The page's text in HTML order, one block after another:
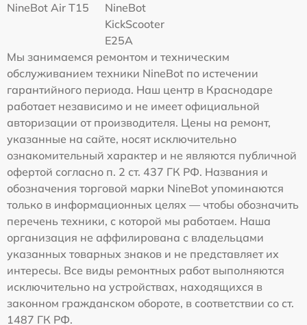
NineBot Air T15
NineBot
KickScooter
E25A
Мы занимаемся ремонтом и техническим
обслуживанием техники NineBot по истечении
гарантийного периода. Наш центр в Краснодаре
работает независимо и не имеет официальной
авторизации от производителя. Цены на ремонт,
указанные на сайте, носят исключительно
ознакомительный характер и не являются публичной
офертой согласно п. 2 ст. 437 ГК РФ. Названия и
обозначения торговой марки NineBot упоминаются
только в информационных целях — чтобы обозначить
перечень техники, с которой мы работаем. Наша
организация не аффилирована с владельцами
указанных товарных знаков и не представляет их
интересы. Все виды ремонтных работ выполняются
исключительно на устройствах, находящихся в
законном гражданском обороте, в соответствии со ст.
1487 ГК РФ.